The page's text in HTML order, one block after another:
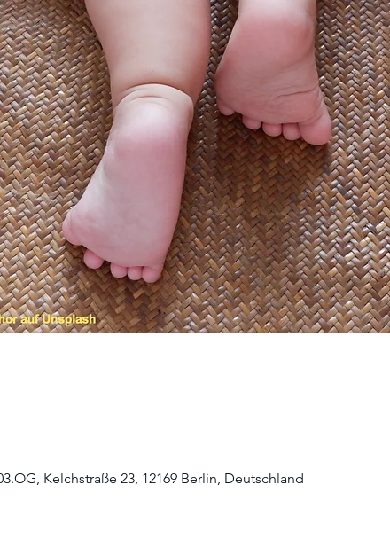
Kelchstraße 23, 12169 Berlin, Deutschland